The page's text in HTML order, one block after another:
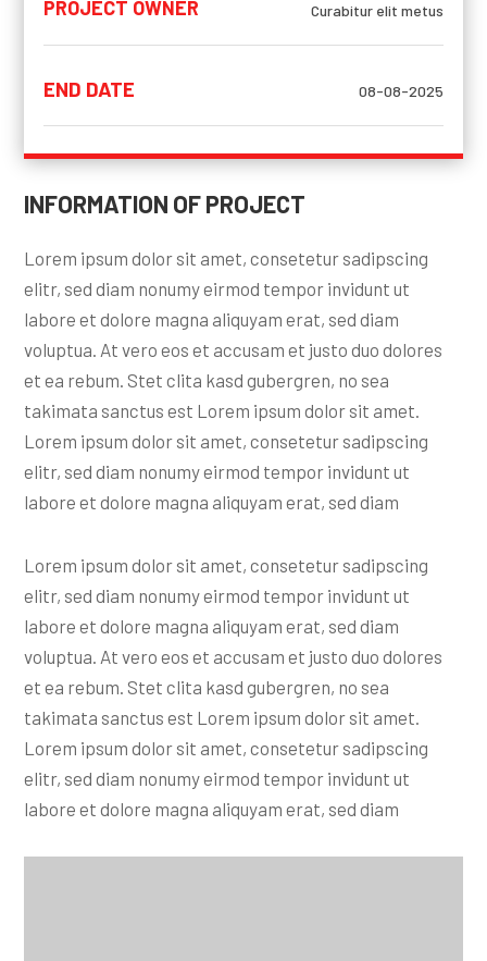
PROJECT OWNER Curabitur elit metus
END DATE 08-08-2025
INFORMATION OF PROJECT
Lorem ipsum dolor sit amet, consetetur sadipscing
elitr, sed diam nonumy eirmod tempor invidunt ut
labore et dolore magna aliquyam erat, sed diam
voluptua. At vero eos et accusam et justo duo dolores
et ea rebum. Stet clita kasd gubergren, no sea
takimata sanctus est Lorem ipsum dolor sit amet.
Lorem ipsum dolor sit amet, consetetur sadipscing
elitr, sed diam nonumy eirmod tempor invidunt ut
labore et dolore magna aliquyam erat, sed diam
Lorem ipsum dolor sit amet, consetetur sadipscing
elitr, sed diam nonumy eirmod tempor invidunt ut
labore et dolore magna aliquyam erat, sed diam
voluptua. At vero eos et accusam et justo duo dolores
et ea rebum. Stet clita kasd gubergren, no sea
takimata sanctus est Lorem ipsum dolor sit amet.
Lorem ipsum dolor sit amet, consetetur sadipscing
elitr, sed diam nonumy eirmod tempor invidunt ut
labore et dolore magna aliquyam erat, sed diam